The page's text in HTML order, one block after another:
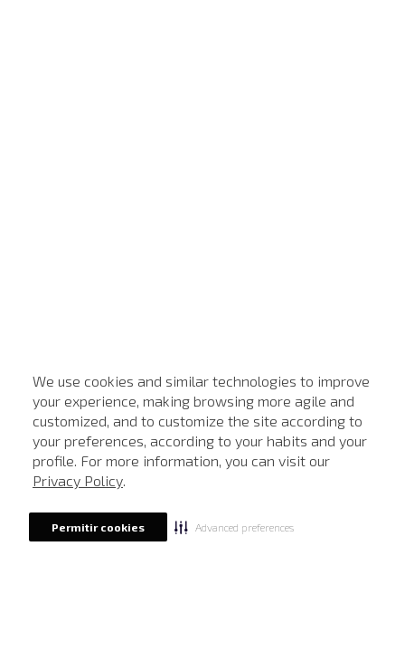
We use cookies and similar technologies to improve
your experience, making browsing more agile and
customized, and to customize the site according to
your preferences, according to your habits and your
profile. For more information, you can visit our
Privacy Policy.
Permitir cookies Advanced preferences